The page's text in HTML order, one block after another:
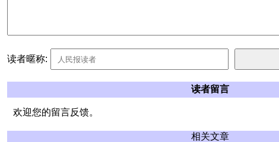
读者暱称:
读者留言
欢迎您的留言反馈。
相关文章